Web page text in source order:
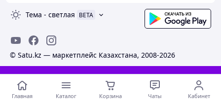
Тема - светлая BETA
© Satu.kz — маркетплейс Казахстана, 2008-2026
Стать продавцом на Сату и создать сайт
бесплатно
Главная Каталог Корзина Чаты Кабинет